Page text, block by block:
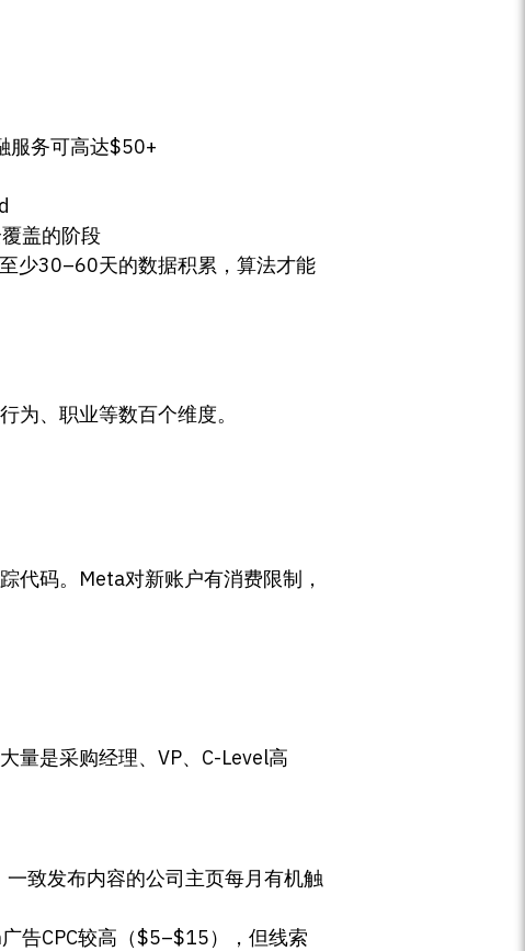
服务可高达$50+
盖的阶段
少30–60天的数据积累，算法才能
、职业等数百个维度。
代码。Meta对新账户有消费限制，
量是采购经理、VP、C-Level高
致发布内容的公司主页每月有机触
告CPC较高（$5–$15），但线索